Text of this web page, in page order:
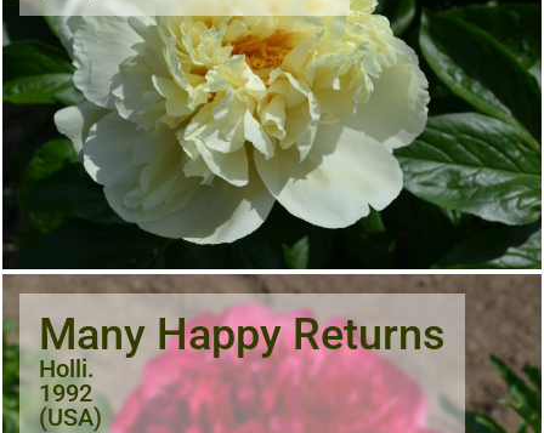
Many Happy Returns
Holli.
1992
(USA)